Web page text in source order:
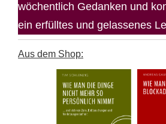
wöchentlich Gedanken und
ein erfülltes und gelassenes
Aus dem Shop: